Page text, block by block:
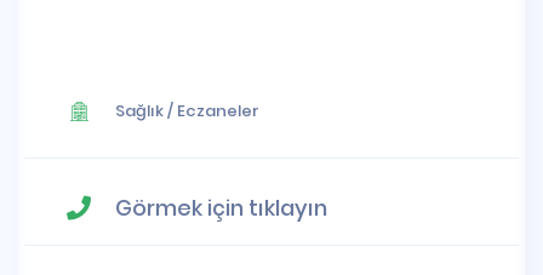
Sağlık/ Eczaneler
Görmek için tıklayın